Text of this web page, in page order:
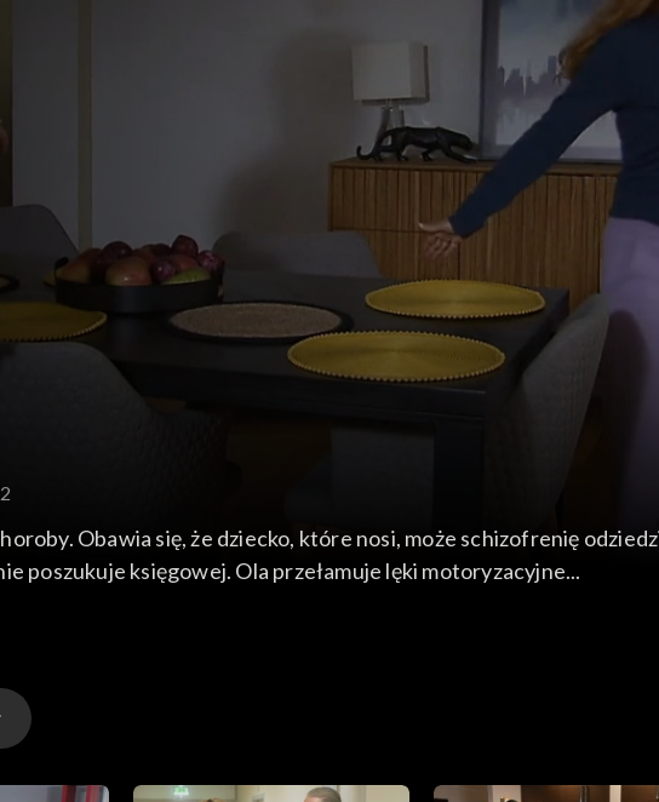
Obawia się, że dziecko, które nosi, może schizofrenię
poszukuje księgowej. Ola przełamuje lęki motoryzacyjne...